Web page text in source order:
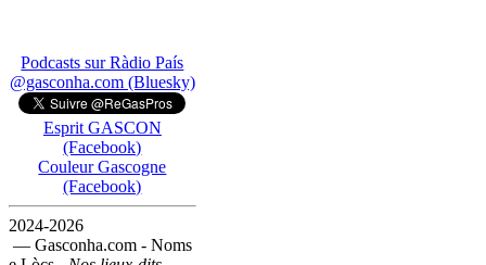
Podcasts sur Ràdio País
@gasconha.com (Bluesky)
Esprit GASCON
(Facebook)
Couleur Gascogne
(Facebook)
2024-2026
— Gasconha.com - Noms